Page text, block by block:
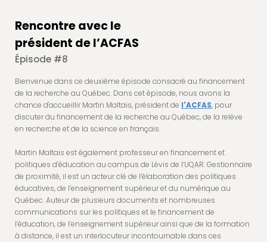
Rencontre avec le
président de l’ACFAS
Épisode #8
Bienvenue dans ce deuxième épisode consacré au financement
de la recherche au Québec. Dans cet épisode, nous avons la
chance d'accueillir Martin Maltais, président de l'ACFAS, pour
discuter du financement de la recherche au Québec, de la relève
en recherche et de la science en français.
Martin Maltais est également professeur en financement et
politiques d’éducation au campus de Lévis de l’UQAR. Gestionnaire
de proximité, il est un acteur clé de l’élaboration des politiques
éducatives, de l’enseignement supérieur et du numérique au
Québec. Auteur de plusieurs documents et nombreuses
communications sur les politiques et le financement de
l’éducation, de l’enseignement supérieur ainsi que de la formation
à distance, il est un interlocuteur incontournable dans ces